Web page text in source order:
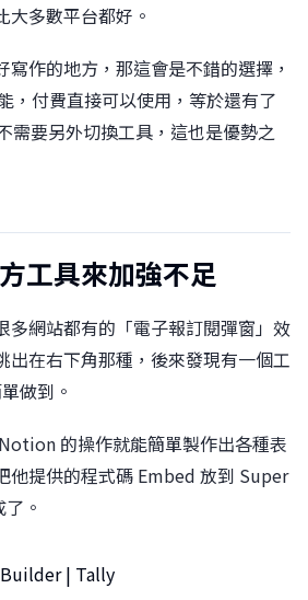
大多數平台都好󠀠󠀠。
作的地方，那這會是不錯的選擇，
，付費直接可以使用，等於還有了
需要另外切換工具，這也是優勢之
工具來加強不足
多網站都有的「電子報訂閱彈窗」效
出在右下角那種，後來發現有一個工
做到。
的操作就能簡單製作出各種表
他提供的程式碼 Embed 放到 Super
。